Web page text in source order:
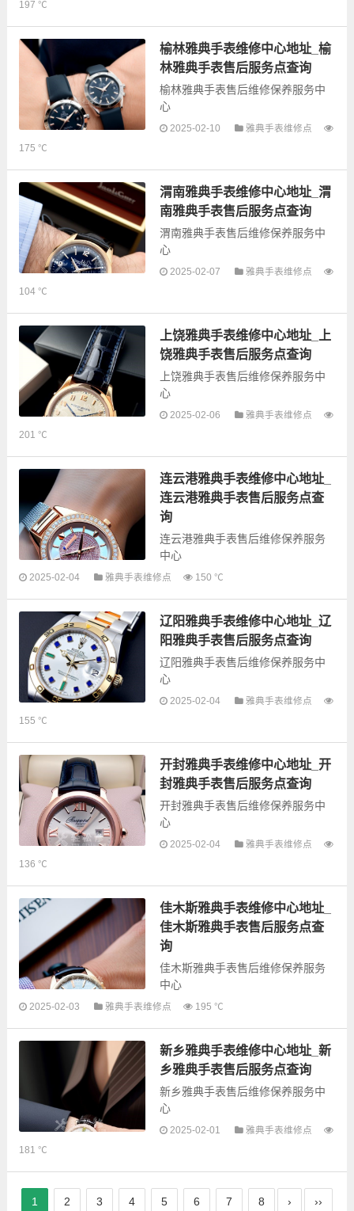
息，可以为您提供雅典全型号手表
的故障检测维修，手表保养等业
务，为了享受优...
197 ℃
榆林雅典手表维修中心地址_榆
林雅典手表售后服务点查询
榆林雅典手表售后维修保养服务中
心
息，可以为您提供雅典全型号手表
的故障检测维修，手表保养等业
务，为了享受优...
2025-02-10
雅典手表维修点
175 ℃
渭南雅典手表维修中心地址_渭
南雅典手表售后服务点查询
渭南雅典手表售后维修保养服务中
心
息，可以为您提供雅典全型号手表
的故障检测维修，手表保养等业
务，为了享受优...
2025-02-07
雅典手表维修点
104 ℃
上饶雅典手表维修中心地址_上
饶雅典手表售后服务点查询
上饶雅典手表售后维修保养服务中
心
手表售后服务网点和优质维修点信
息，可以为您提供雅典全型号手表
的故障检测维修，手表保养等业
务，为了享受...
2025-02-06
雅典手表维修点
201 ℃
连云港雅典手表维修中心地址_
连云港雅典手表售后服务点查
询
连云港雅典手表售后维修保养服务
中心
信息，可以为您提供雅典全型号手
表的故障检测维修，手表保养等业
务，为了享...
2025-02-04 雅典手表维修点 150 ℃
辽阳雅典手表维修中心地址_辽
阳雅典手表售后服务点查询
辽阳雅典手表售后维修保养服务中
心
息，可以为您提供雅典全型号手表
的故障检测维修，手表保养等业
务，为了享受优...
2025-02-04
雅典手表维修点
155 ℃
开封雅典手表维修中心地址_开
封雅典手表售后服务点查询
开封雅典手表售后维修保养服务中
心
息，可以为您提供雅典全型号手表
的故障检测维修，手表保养等业
务，为了享受优...
2025-02-04
雅典手表维修点
136 ℃
佳木斯雅典手表维修中心地址_
佳木斯雅典手表售后服务点查
询
佳木斯雅典手表售后维修保养服务
中心
典手表售后服务网点和优质维修点
信息，可以为您提供雅典全型号手
表的故障检测维修，手表保养等业
务，为了...
2025-02-03 雅典手表维修点 195 ℃
新乡雅典手表维修中心地址_新
乡雅典手表售后服务点查询
新乡雅典手表售后维修保养服务中
心
息，可以为您提供雅典全型号手表
的故障检测维修，手表保养等业
务，为了享受优...
2025-02-01
雅典手表维修点
181 ℃
1 2 3 4 5 6 7 8 › ››